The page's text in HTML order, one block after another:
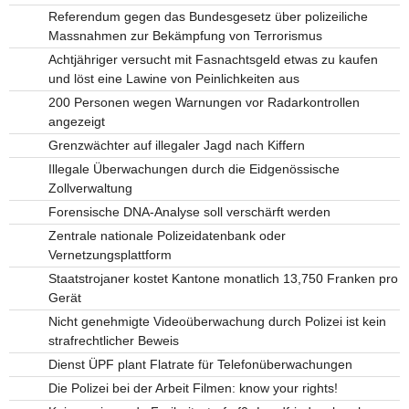
Referendum gegen das Bundesgesetz über polizeiliche
Massnahmen zur Bekämpfung von Terrorismus
Achtjähriger versucht mit Fasnachtsgeld etwas zu kaufen
und löst eine Lawine von Peinlichkeiten aus
200 Personen wegen Warnungen vor Radarkontrollen
angezeigt
Grenzwächter auf illegaler Jagd nach Kiffern
Illegale Überwachungen durch die Eidgenössische
Zollverwaltung
Forensische DNA-Analyse soll verschärft werden
Zentrale nationale Polizeidatenbank oder
Vernetzungsplattform
Staatstrojaner kostet Kantone monatlich 13,750 Franken pro
Gerät
Nicht genehmigte Videoüberwachung durch Polizei ist kein
strafrechtlicher Beweis
Dienst ÜPF plant Flatrate für Telefonüberwachungen
Die Polizei bei der Arbeit Filmen: know your rights!